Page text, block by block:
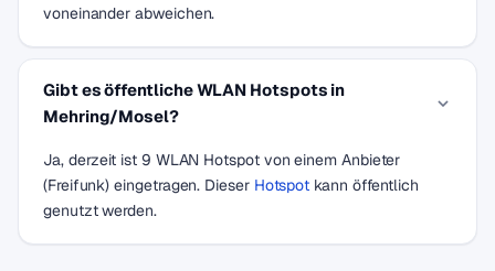
voneinander abweichen.
Gibt es öffentliche WLAN Hotspots in
Mehring/Mosel?
Ja, derzeit ist 9 WLAN Hotspot von einem Anbieter
(Freifunk) eingetragen. Dieser Hotspot kann öffentlich
genutzt werden.